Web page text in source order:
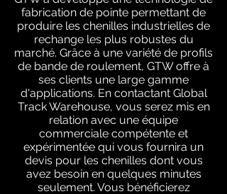
fabrication de pointe permettant de
produire les chenilles industrielles de
rechange les plus robustes du
marché. Grâce à une variété de profils
de bande de roulement, GTW offre à
ses clients une large gamme
d'applications. En contactant Global
Track Warehouse, vous serez mis en
relation avec une équipe
commerciale compétente et
expérimentée qui vous fournira un
devis pour les chenilles dont vous
avez besoin en quelques minutes
seulement. Vous bénéficierez